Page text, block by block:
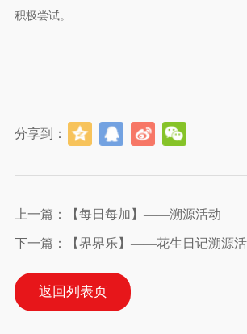
积极尝试。
分享到：
上一篇：【每日每加】——溯源活动
下一篇：【界界乐】——花生日记溯源
返回列表页